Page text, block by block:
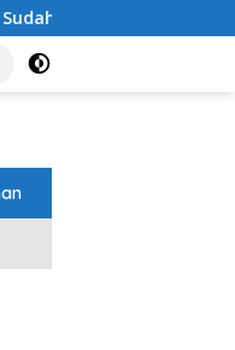
Spesifikasi